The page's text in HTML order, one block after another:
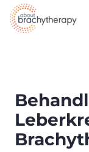
Skip to content